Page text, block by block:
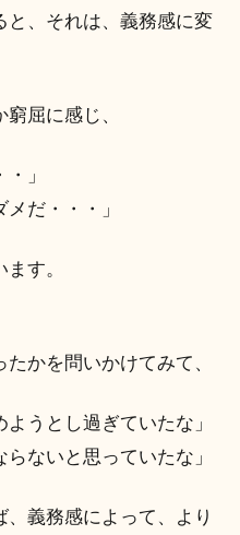
と、それは、義務感に変
屈に感じ、
」
メだ・・・」
す。
かを問いかけてみて、
ようとし過ぎていたな」
らないと思っていたな」
義務感によって、より